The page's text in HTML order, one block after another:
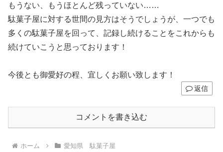
もうない、もうほとんど残っていない……
駄菓子屋に対する世間の見方はそうでしょうが、一つでも
多くの駄菓子屋を回って、記録し続けることをこれからも
続けていこうと思っております！
今後とも御愛好の程、宜しくお願い致します！
返信
コメントを書き込む
ホーム 愛知県 駄菓子屋